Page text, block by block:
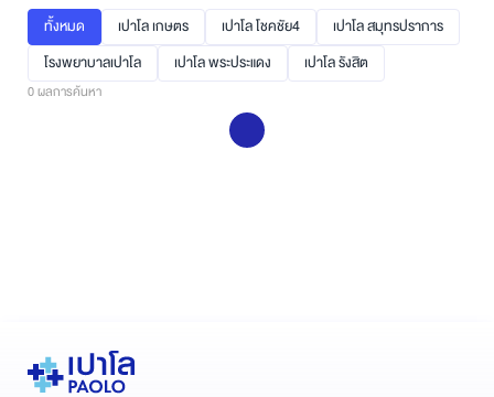
ทั้งหมด เปาโล เกษตร เปาโล โชคชัย4
เปาโล สมุทรปราการ
โรงพยาบาลเปาโล
เปาโล พระประแดง เปาโล รังสิต
0ผลการค้นหา